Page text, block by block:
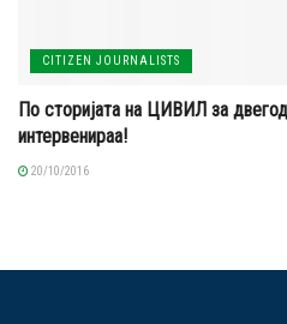
CITIZEN JOURNALISTS
По сторијата на ЦИВИЛ за
интервенираа!
20/10/2016